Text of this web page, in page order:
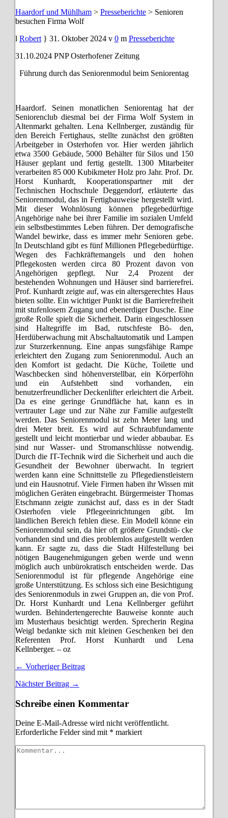
Haardorf und Mühlham> Presseberichte> Senioren
besuchen Firma Wolf
Robert
31. Oktober 2024 0
Presseberichte
31.10.2024 PNP Osterhofener Zeitung
Führung durch das Seniorenmodul beim Seniorentag
Haardorf. Seinen monatlichen Seniorentag hat der
Seniorenclub diesmal bei der Firma Wolf System in
Altenmarkt gehalten. Lena Kellnberger, zuständig für
den Bereich Fertighaus, stellte zunächst den größten
Arbeitgeber in Osterhofen vor. Hier werden jährlich
etwa 3500 Gebäude, 5000 Behälter für Silos und 150
Häuser geplant und fertig gestellt. 1300 Mitarbeiter
verarbeiten 85 000 Kubikmeter Holz pro Jahr. Prof. Dr.
Horst Kunhardt, Kooperationspartner mit der
Technischen Hochschule Deggendorf, erläuterte das
Seniorenmodul, das in Fertigbauweise hergestellt wird.
Mit dieser Wohnlösung können pflegebedürftige
Angehörige nahe bei ihrer Familie im sozialen Umfeld
ein selbstbestimmtes Leben führen. Der demografische
Wandel bewirke, dass es immer mehr Senioren gebe.
In Deutschland gibt es fünf Millionen Pflegebedürftige.
Wegen des Fachkräftemangels und den hohen
Pflegekosten werden circa 80 Prozent davon von
Angehörigen gepflegt. Nur 2,4 Prozent der
bestehenden Wohnungen und Häuser sind barrierefrei.
Prof. Kunhardt zeigte auf, was ein altersgerechtes Haus
bieten sollte. Ein wichtiger Punkt ist die Barrierefreiheit
mit stufenlosem Zugang und ebenerdiger Dusche. Eine
große Rolle spielt die Sicherheit. Darin eingeschlossen
sind Haltegriffe im Bad, rutschfeste Bö- den,
Herdüberwachung mit Abschaltautomatik und Lampen
zur Sturzerkennung. Eine anpas sungsfähige Rampe
erleichtert den Zugang zum Seniorenmodul. Auch an
den Komfort ist gedacht. Die Küche, Toilette und
Waschbecken sind höhenverstellbar, ein Körperföhn
und ein Aufstehbett sind vorhanden, ein
benutzerfreundlicher Deckenlifter erleichtert die Arbeit.
Da es eine geringe Grundfläche hat, kann es in
vertrauter Lage und zur Nähe zur Familie aufgestellt
werden. Das Seniorenmodul ist zehn Meter lang und
drei Meter breit. Es wird auf Schraubfundamente
gestellt und leicht montierbar und wieder abbaubar. Es
sind nur Wasser- und Stromanschlüsse notwendig.
Durch die IT-Technik wird die Sicherheit und auch die
Gesundheit der Bewohner überwacht. In tegriert
werden kann eine Schnittstelle zu Pflegedienstleistern
und ein Hausnotruf. Viele Firmen haben ihr Wissen mit
möglichen Geräten eingebracht. Bürgermeister Thomas
Etschmann zeigte zunächst auf, dass es in der Stadt
Osterhofen viele Pflegeeinrichtungen gibt. Im
ländlichen Bereich fehlen diese. Ein Modell könne ein
Seniorenmodul sein, da hier oft größere Grundstü- cke
vorhanden sind und dies problemlos aufgestellt werden
kann. Er sagte zu, dass die Stadt Hilfestellung bei
nötigen Baugenehmigungen geben werde und wenn
möglich auch unbürokratisch entscheiden werde. Das
Seniorenmodul ist für pflegende Angehörige eine
große Unterstützung. Es schloss sich eine Besichtigung
des Seniorenmoduls in zwei Gruppen an, die von Prof.
Dr. Horst Kunhardt und Lena Kellnberger geführt
wurden. Behindertengerechte Bauweise konnte auch
im Musterhaus besichtigt werden. Sprecherin Regina
Weigl bedankte sich mit kleinen Geschenken bei den
Referenten Prof. Horst Kunhardt und Lena
Kellnberger. – oz
← Vorheriger Beitrag
Nächster Beitrag →
Schreibe einen Kommentar
Deine E-Mail-Adresse wird nicht veröffentlicht.
Erforderliche Felder sind mit * markiert